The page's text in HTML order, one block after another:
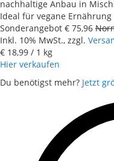
nachhaltige Anbau in
Ideal für vegane Ernährung
Sonderangebot € 75,96
Inkl. 10% MwSt., zzgl.
€ 18,99 / 1 kg
Hier verkaufen
Du benötigst mehr? Jetzt